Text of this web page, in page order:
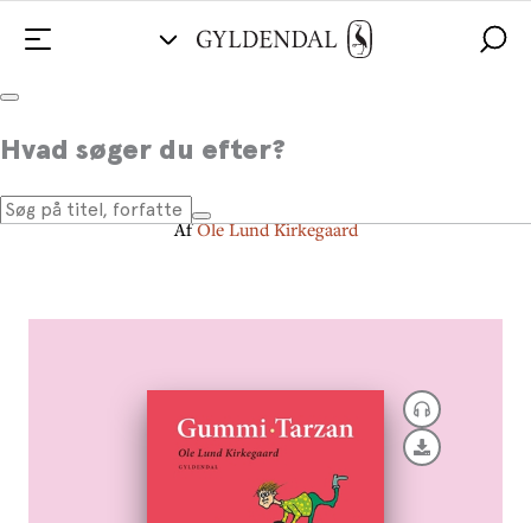
Hvad søger du efter?
Gummi-Tarzan
med klassiske omslag og farveill.
AfOle Lund Kirkegaard